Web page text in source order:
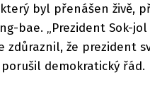
byl přenášen živě,
bae. „Prezident Sok-
zdůraznil, že prezident
demokratický řád.